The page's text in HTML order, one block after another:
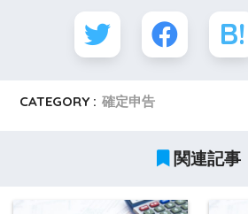
CATEGORY : 確定申告
関連記事